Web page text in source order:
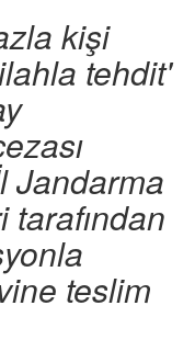
kişi
tehdit'
Jandarma
tarafından
teslim